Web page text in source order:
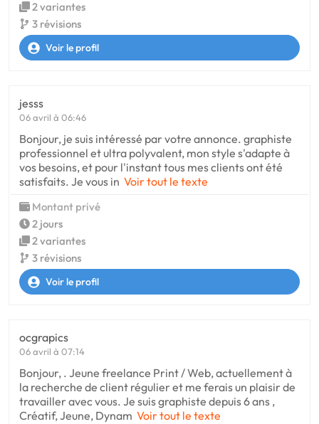
2 variantes
3 révisions
Voir le profil
jesss
06 avril à 06:46
Bonjour, je suis intéressé par votre annonce. graphiste
professionnel et ultra polyvalent, mon style s'adapte à
vos besoins, et pour l'instant tous mes clients ont été
satisfaits. Je vous in Voir tout le texte
Montant privé
2 jours
2 variantes
3 révisions
Voir le profil
ocgrapics
06 avril à 07:14
Bonjour, . Jeune freelance Print / Web, actuellement à
la recherche de client régulier et me ferais un plaisir de
travailler avec vous. Je suis graphiste depuis 6 ans ,
Créatif, Jeune, Dynam Voir tout le texte